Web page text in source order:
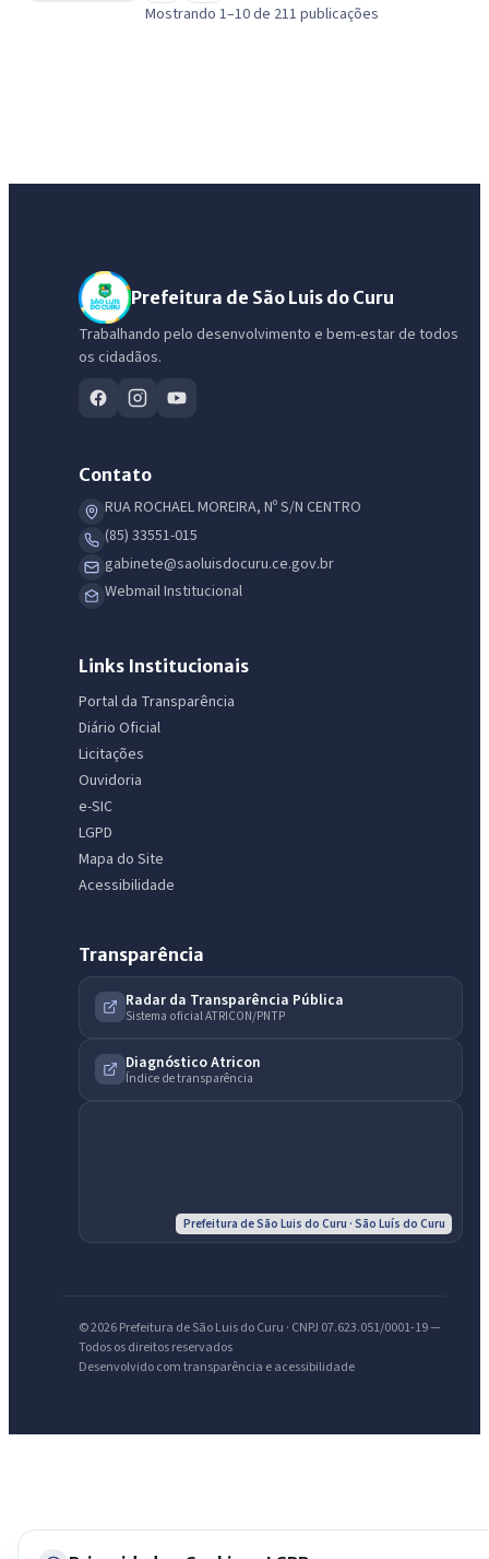
Mostrando 1–10 de 211 publicações
Prefeitura de São Luis do Curu
Trabalhando pelo desenvolvimento e bem-estar de todos
os cidadãos.
Contato
RUA ROCHAEL MOREIRA, Nº S/N CENTRO
(85) 33551-015
gabinete@saoluisdocuru.ce.gov.br
Webmail Institucional
Links Institucionais
Portal da Transparência
Diário Oficial
Licitações
Ouvidoria
e-SIC
LGPD
Mapa do Site
Acessibilidade
Transparência
Radar da Transparência Pública
Sistema oficial ATRICON/PNTP
Diagnóstico Atricon
Índice de transparência
Prefeitura de São Luis do Curu · São Luís do Curu
© 2026 Prefeitura de São Luis do Curu · CNPJ 07.623.051/0001-19 —
Todos os direitos reservados
Desenvolvido com transparência e acessibilidade
IntGest AI
Assistente do Portal
licitações, estrutura ou transparência do município.